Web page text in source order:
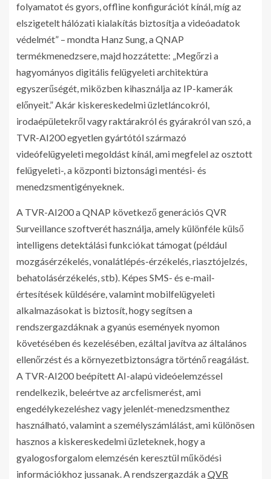
folyamatot és gyors, offline konfigurációt kínál, míg az
elszigetelt hálózati kialakítás biztosítja a videóadatok
védelmét” – mondta Hanz Sung, a QNAP
termékmenedzsere, majd hozzátette: „Megőrzi a
hagyományos digitális felügyeleti architektúra
egyszerűségét, miközben kihasználja az IP-kamerák
előnyeit.” Akár kiskereskedelmi üzletláncokról,
irodaépületekről vagy raktárakról és gyárakról van szó, a
TVR-AI200 egyetlen gyártótól származó
videófelügyeleti megoldást kínál, ami megfelel az osztott
felügyeleti-, a központi biztonsági mentési- és
menedzsmentigényeknek.
A TVR-AI200 a QNAP következő generációs QVR
Surveillance szoftverét használja, amely különféle külső
intelligens detektálási funkciókat támogat (például
mozgásérzékelés, vonalátlépés-érzékelés, riasztójelzés,
behatolásérzékelés, stb). Képes SMS- és e-mail-
értesítések küldésére, valamint mobilfelügyeleti
alkalmazásokat is biztosít, hogy segítsen a
rendszergazdáknak a gyanús események nyomon
követésében és kezelésében, ezáltal javítva az általános
ellenőrzést és a környezetbiztonságra történő reagálást.
A TVR-AI200 beépített AI-alapú videóelemzéssel
rendelkezik, beleértve az arcfelismerést, ami
engedélykezeléshez vagy jelenlét-menedzsmenthez
használható, valamint a személyszámlálást, ami különösen
hasznos a kiskereskedelmi üzleteknek, hogy a
gyalogosforgalom elemzésén keresztül működési
információkhoz jussanak. A rendszergazdák aQVR